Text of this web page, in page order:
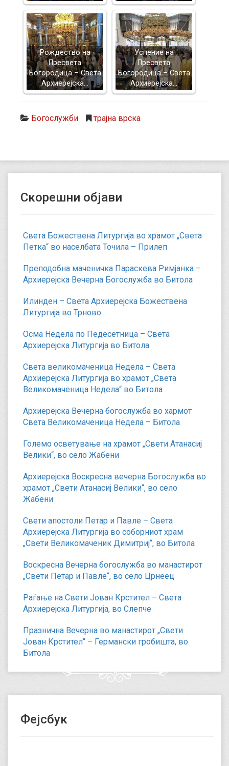
Рождество на
Пресвета
Богородица – Света
Архиерејска…
Успение на
Пресвета
Богородица – Света
Архиерејска…
Богослужби трајна врска
Скорешни објави
Света Божествена Литургија во храмот „Света
Петка“ во населбата Точила – Прилеп
Преподобна маченичка Параскева Римјанка –
Архиерејска Вечерна Богослужба во Битола
Илинден – Света Архиерејска Божествена
Литургија во Трново
Осма Недела по Педесетница – Света
Архиерејска Литургија во Битола
Света великомаченица Недела – Света
Архиерејска Литургија во храмот „Света
Великомаченица Недела“ во Битола
Архиерејска Вечерна богослужба во хармот
Света Великомаченица Недела – Битола
Големо осветување на храмот „Свети Атанасиј
Велики“, во село Жабени
Архиерејска Воскресна вечерна Богослужба во
храмот „Свети Атанасиј Велики“, во село
Жабени
Свети апостоли Петар и Павле – Света
Архиерејска Литургија во соборниот храм
„Свети Великомаченик Димитриј“, во Битола
Воскресна Вечерна богослужба во манастирот
„Свети Петар и Павле“, во село Црнеец
Раѓање на Свети Јован Крстител – Света
Архиерејска Литургија, во Слепче
Празнична Вечерна во манастирот „Свети
Јован Крстител“ – Германски гробишта, во
Битола
Фејсбук